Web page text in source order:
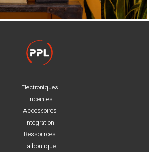
Electroniques
Enceintes
Accessoires
Intégration
Ressources
La boutique